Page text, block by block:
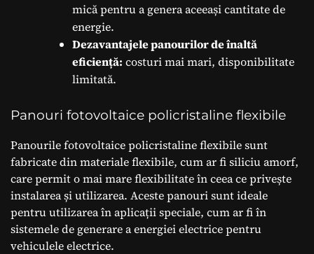
mică pentru a genera aceeași cantitate de
energie.
Dezavantajele panourilor de înaltă
eficiență: costuri mai mari, disponibilitate
limitată.
Panouri fotovoltaice policristaline flexibile
Panourile fotovoltaice policristaline flexibile sunt
fabricate din materiale flexibile, cum ar fi siliciu amorf,
care permit o mai mare flexibilitate în ceea ce privește
instalarea și utilizarea. Aceste panouri sunt ideale
pentru utilizarea în aplicații speciale, cum ar fi în
sistemele de generare a energiei electrice pentru
vehiculele electrice.